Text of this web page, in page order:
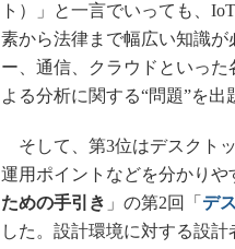
ト）」と一言でいっても、
素から法律まで幅広い知識
ー、通信、クラウドといっ
よる分析に関する“問題”を
そして、第3位はデスクト
運用ポイントなどを分かりや
ための手引き 」の第2回「 デ
した。設計環境に対する設